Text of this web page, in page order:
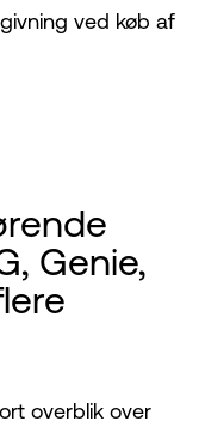
ved køb af
Genie,
overblik over